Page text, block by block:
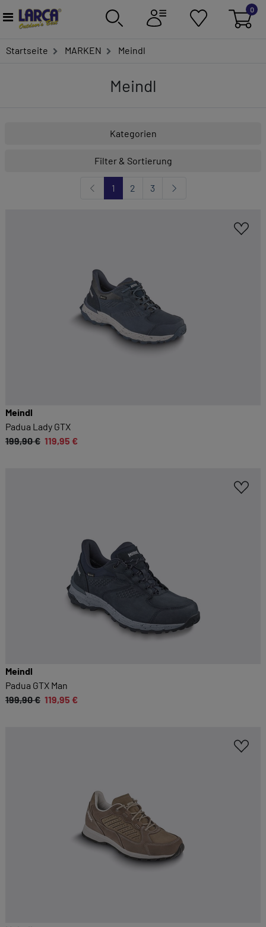
0
Startseite MARKEN Meindl
Meindl
Kategorien
Filter & Sortierung
1 2 3
Meindl
Padua Lady GTX
199,90 € 119,95 €
Meindl
Padua GTX Man
199,90 € 119,95 €